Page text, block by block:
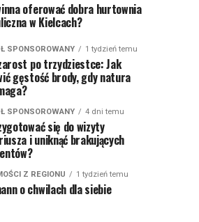
oferować dobra hurtownia
w Kielcach?
SPONSOROWANY 1 tydzień temu
po trzydziestce: Jak
gęstość brody, gdy natura
SPONSOROWANY 4 dni temu
się do wizyty
i uniknąć brakujących
Z REGIONU 1 tydzień temu
o chwilach dla siebie